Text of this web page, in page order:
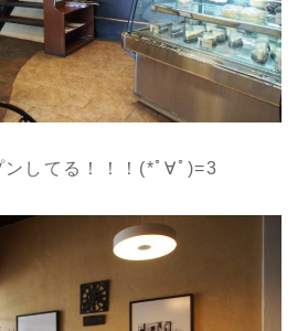
ンしてる！！！(*ﾟ∀ﾟ)=3